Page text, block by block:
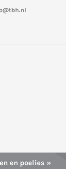
en poelies »